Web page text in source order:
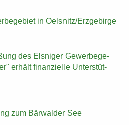
in Oels­nitz/Erz­ge­bir­ge
des Els­ni­ger Ge­wer­be­ge­
er­hält fi­nan­zi­el­le Un­ter­stüt­
zum Bär­wal­der See